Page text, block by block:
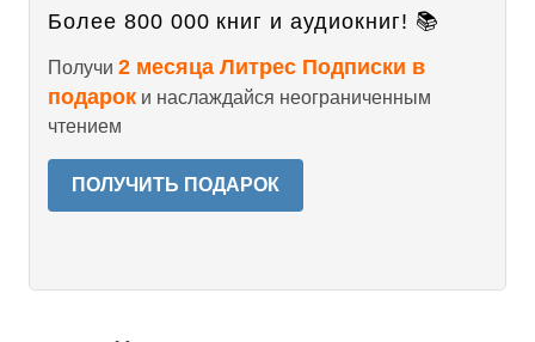
Более 800 000 книг и аудиокниг! 📚
Получи 2 месяца Литрес Подписки в
подарок и наслаждайся неограниченным
чтением
ПОЛУЧИТЬ ПОДАРОК